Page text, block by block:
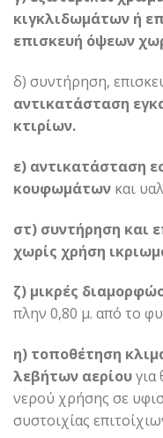
κιγκλιδωμάτων ή
επισκευή όψεων
δ) συντήρηση,
αντικατάσταση
κτιρίων.
ε) αντικατάσταση
κουφωμάτων και
στ) συντήρηση και
χωρίς χρήση
ζ) μικρές
πλην 0,80 μ. από το
η) τοποθέτηση
λεβήτων αερίουγια
νερού χρήσης σε
συστοιχίας